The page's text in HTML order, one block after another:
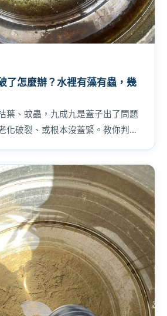
了怎麼辦？水裡有藻有蟲，幾
葉、蚊蟲，九成九是蓋子出了問題
破裂、或根本沒蓋緊。教你判斷